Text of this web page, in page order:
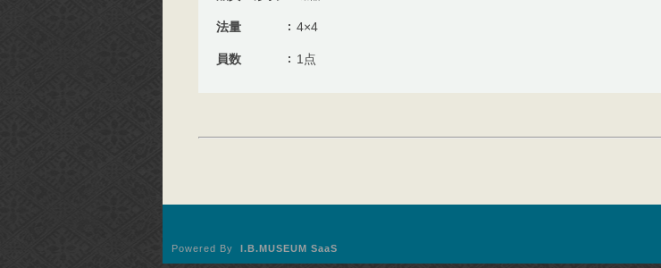
法量 4×4
員数 1点
Powered By I.B.MUSEUM SaaS